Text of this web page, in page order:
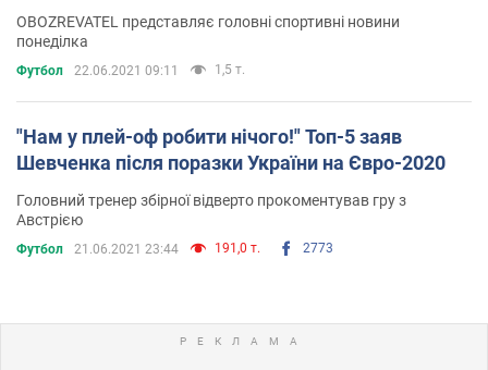
OBOZREVATEL представляє головні спортивні новини
понеділка
Футбол 22.06.2021 09:11 1,5 т.
"Нам у плей-оф робити нічого!" Топ-5 заяв
Шевченка після поразки України на Євро-2020
Головний тренер збірної відверто прокоментував гру з
Австрією
Футбол 21.06.2021 23:44 191,0 т. 2773